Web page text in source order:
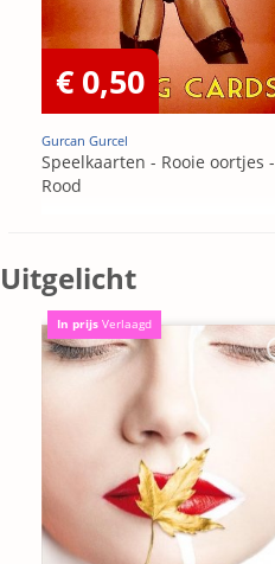
€ 0,50
Gurcan Gurcel
Speelkaarten - Rooie oortjes -
Rood
Uitgelicht
In prijs Verlaagd